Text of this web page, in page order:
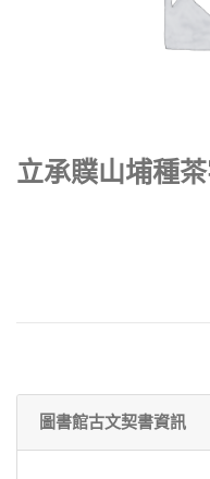
立承贌山埔種
圖書館古文契書資訊